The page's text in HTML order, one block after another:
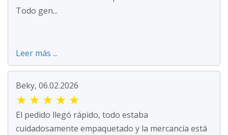
Todo gen...
Leer más ...
Beky, 06.02.2026
★ ★ ★ ★ ★
El pedido llegó rápido, todo estaba
cuidadosamente empaquetado y la mercancía está